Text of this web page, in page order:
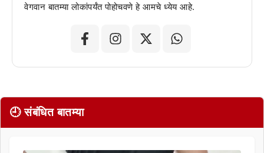
वेगवान बातम्या लोकांपर्यंत पोहोचवणे हे आमचे ध्येय आहे.
🕘 संबंधित बातम्या